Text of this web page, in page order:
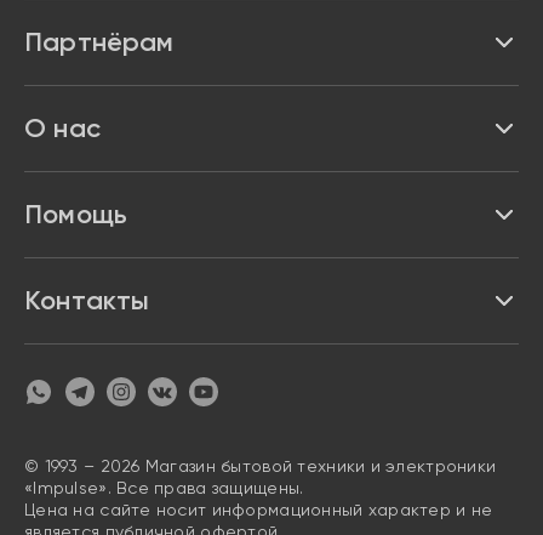
Доставка и оплата
Акции и скидки
Возврат товара
Политика конфиденциальности
Согласие на обработку персональных данных
Партнёрам
О нас
Помощь
Карта сайта
Контакты
© 1993 – 2026 Магазин бытовой техники и электроники
«Impulse». Все права защищены.
Цена на сайте носит информационный характер и не